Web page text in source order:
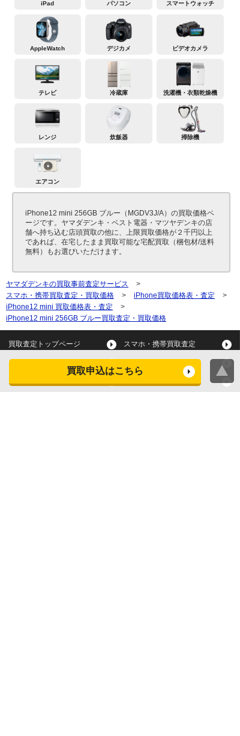
買取申込はこちら
iPad パソコン スマートウォッチ
AppleWatch デジカメ ビデオカメラ
テレビ 冷蔵庫 洗濯機・衣類乾燥機
レンジ 炊飯器 掃除機
エアコン
iPhone12 mini 256GB ブルー（MGDV3J/A）の買取価格ペ
ージです。ヤマダデンキ・ベスト電器・マツヤデンキの店
舗へ持ち込む店頭買取の他に、上限買取価格が２千円以上
であれば、在宅したまま買取可能な宅配買取（梱包材/送料
無料）もお選びいただけます。
ヤマダデンキの買取事前査定サービス
>
スマホ・携帯買取査定・買取価格
> iPhone買取価格表・査定
>
iPhone12 mini 買取価格表・査定
>
iPhone12 mini 256GB ブルー買取査定・買取価格
買取査定トップページ スマホ・携帯買取査定
タブレット買取査定
スマートウォッチ買取査定